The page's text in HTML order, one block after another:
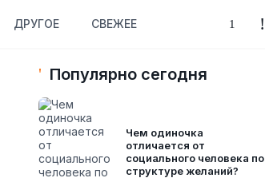
ДРУГОЕ СВЕЖЕЕ
Популярно сегодня
Чем одиночка
отличается от
социального человека по
структуре желаний?